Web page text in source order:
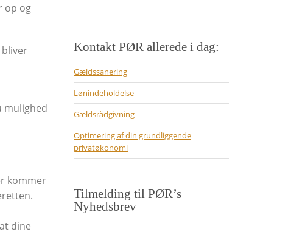
op og
mulighed
kommer
dine
Kontakt PØR allerede i dag:
Gældssanering
Lønindeholdelse
Gældsrådgivning
Optimering af din grundliggende
privatøkonomi
Tilmelding til PØR’s
Nyhedsbrev